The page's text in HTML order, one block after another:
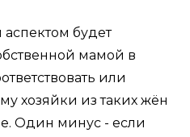
будет
мамой в
или
хозяйки из таких жён
Один минус - если